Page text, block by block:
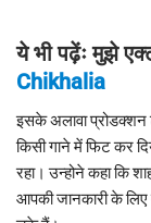
ये भी पढ़ेंः मुझे
Chikhalia
इसके अलावा प्रोडक्शन
किसी गाने में फिट कर
रहा। उन्होने कहा कि
आपकी जानकारी के